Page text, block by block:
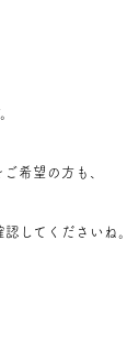
希望の方も、
認してくださいね。